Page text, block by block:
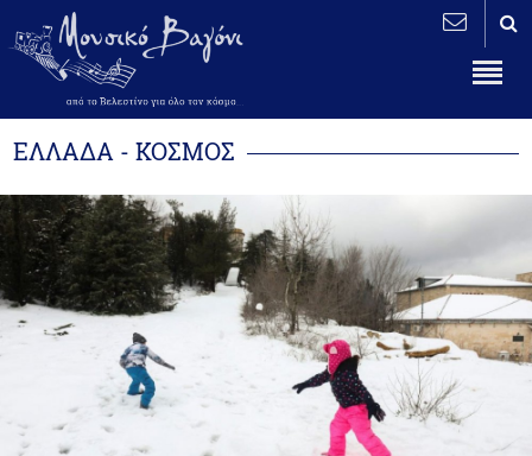
ΕΛΛΑΔΑ - ΚΟΣΜΟΣ